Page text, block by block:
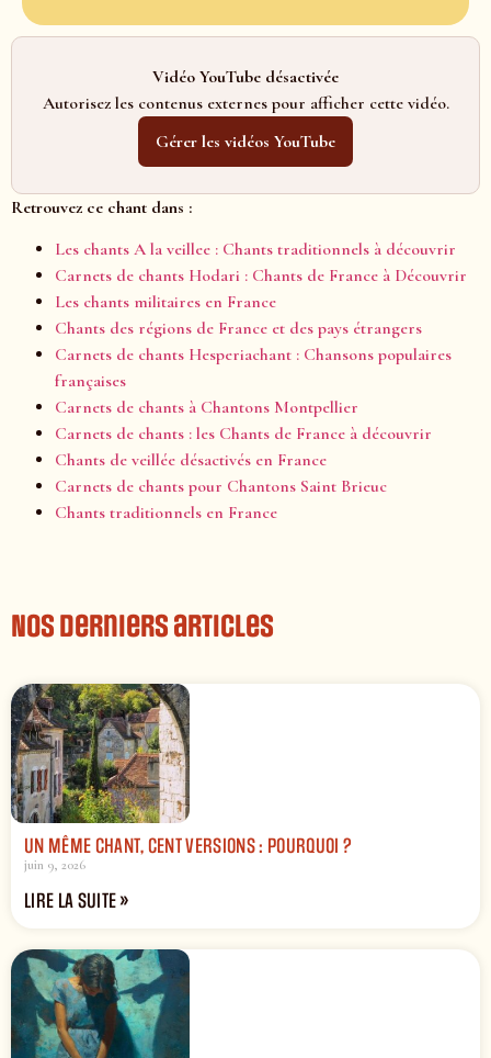
Vidéo YouTube désactivée
Autorisez les contenus externes pour afficher cette vidéo.
Gérer les vidéos YouTube
Retrouvez ce chant dans :
Les chants A la veillee : Chants traditionnels à découvrir
Carnets de chants Hodari : Chants de France à Découvrir
Les chants militaires en France
Chants des régions de France et des pays étrangers
Carnets de chants Hesperiachant : Chansons populaires
françaises
Carnets de chants à Chantons Montpellier
Carnets de chants : les Chants de France à découvrir
Chants de veillée désactivés en France
Carnets de chants pour Chantons Saint Brieuc
Chants traditionnels en France
Nos derniers articles
UN MÊME CHANT, CENT VERSIONS : POURQUOI ?
juin 9, 2026
LIRE LA SUITE »